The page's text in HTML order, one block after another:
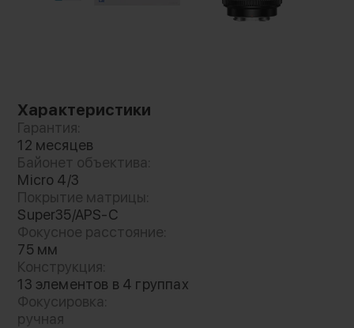
широкоугольный объектив для крупных
35мм (эквивалентный 49мм) - для живой
съемки людей, документалистики и
портрета
55мм (эквивалентный 77мм) - отличный
вариант съемки крупных планов,
портретной съемки
75мм (эквивалентный 113мм) -
телеобъектив для работы на расстоянии
Характеристики
Гарантия:
12 месяцев
Байонет объектива:
Micro 4/3
Покрытие матрицы:
Super35/APS-C
Фокусное расстояние:
75 мм
Конструкция:
13 элементов в 4 группах
Фокусировка:
ручная